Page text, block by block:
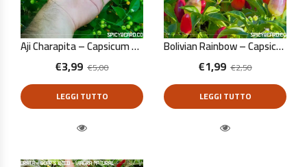
Aji Charapita – Capsicum Chinense – 10 Semi Puri
€5,00
€3,99
LEGGI TUTTO
Bolivian Rainbow – Capsicum Annuum – 10 Semi Puri
€2,50
€1,99
LEGGI TUTTO